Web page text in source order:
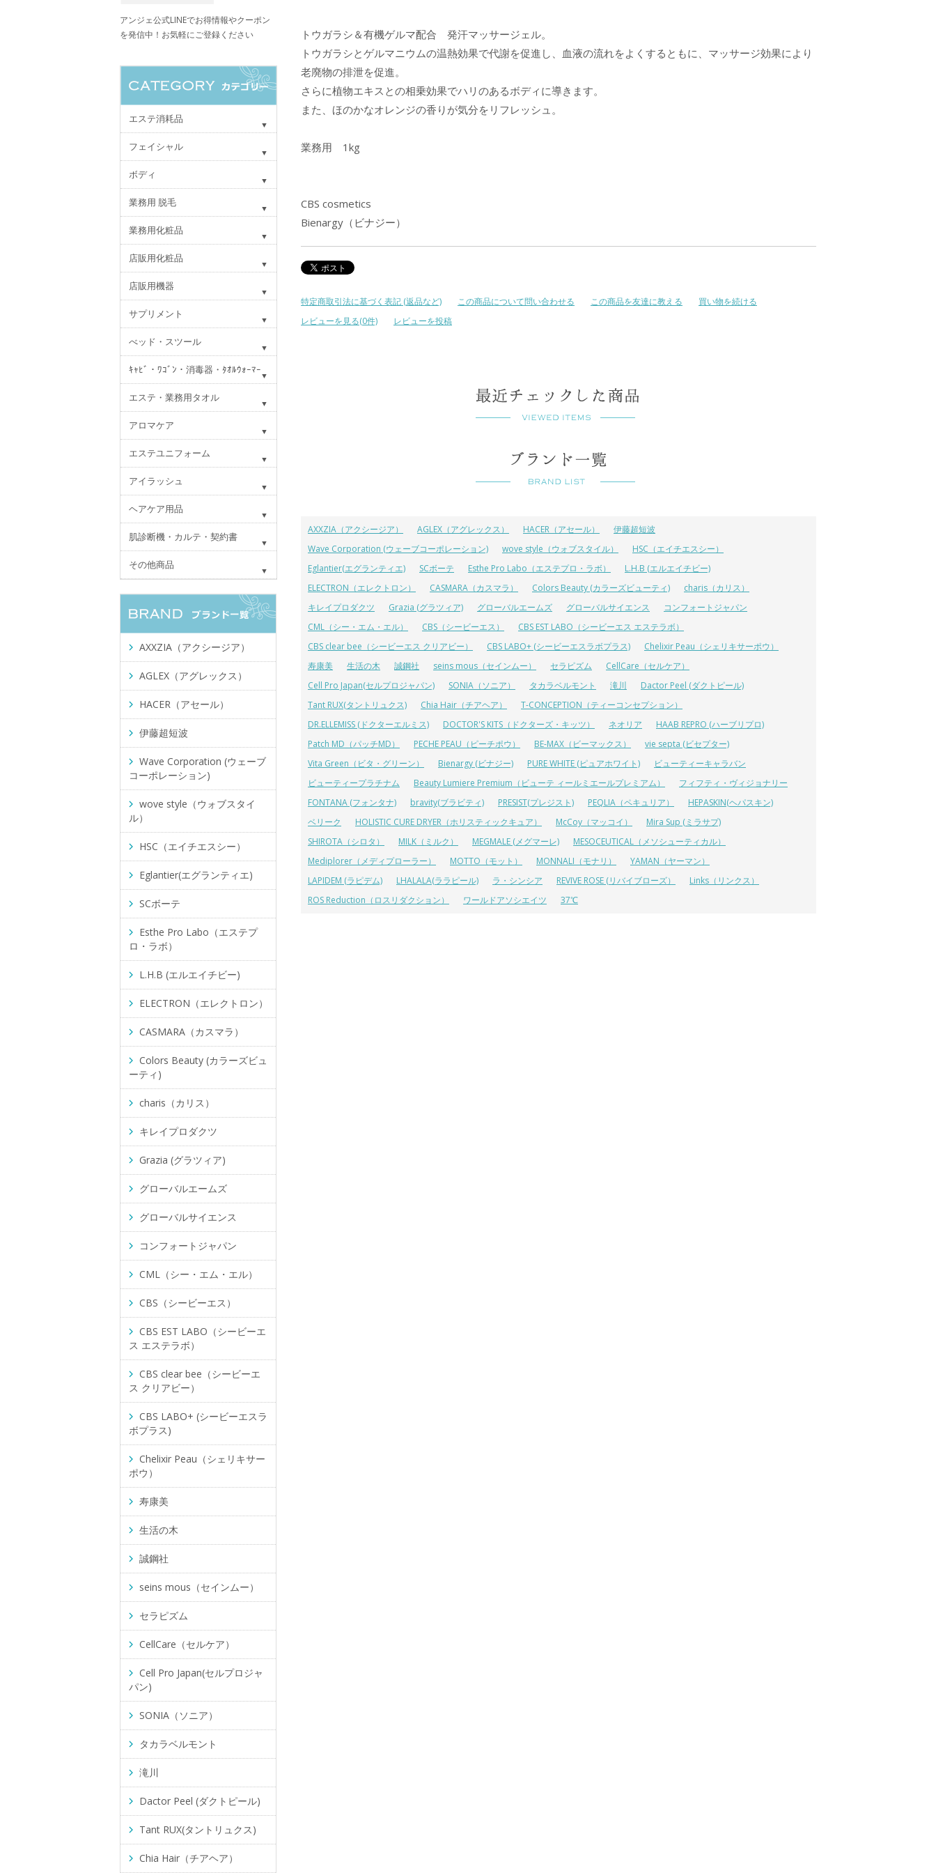
トウガラシ＆有機ゲルマ配合 発汗マッサージェル。
トウガラシとゲルマニウムの温熱効果で代謝を促進し、血液の流れをよくするともに、マッサージ効果により
老廃物の排泄を促進。
さらに植物エキスとの相乗効果でハリのあるボディに導きます。
また、ほのかなオレンジの香りが気分をリフレッシュ。
業務用 1kg
CBS cosmetics
Bienargy（ビナジー）
特定商取引法に基づく表記 (返品など) この商品について問い合わせる この商品を友達に教える
買い物を続ける
レビューを見る(0件)
レビューを投稿
AXXZIA（アクシージア） AGLEX（アグレックス） HACER（アセール）
伊藤超短波
Wave Corporation (ウェーブコーポレーション)
wove style（ウォブスタイル）
HSC（エイチエスシー）
Eglantier(エグランティエ)
SCボーテ Esthe Pro Labo（エステプロ・ラボ）
L.H.B (エルエイチビー)
ELECTRON（エレクトロン）
CASMARA（カスマラ） Colors Beauty (カラーズビューティ)
charis（カリス）
キレイプロダクツ
Grazia (グラツィア) グローバルエームズ グローバルサイエンス
コンフォートジャパン
CML（シー・エム・エル）
CBS（シービーエス）
CBS EST LABO（シービーエス エステラボ）
CBS clear bee（シービーエス クリアビー）
CBS LABO+ (シービーエスラボプラス)
Chelixir Peau（シェリキサーポウ）
寿康美
生活の木 誠鋼社 seins mous（セインムー） セラピズム
CellCare（セルケア）
Cell Pro Japan(セルプロジャパン)
SONIA（ソニア） タカラベルモント 滝川
Dactor Peel (ダクトピール)
Tant RUX(タントリュクス)
Chia Hair（チアヘア）
T-CONCEPTION（ティーコンセプション）
DR.ELLEMISS (ドクターエルミス)
DOCTOR'S KITS（ドクターズ・キッツ） ネオリア
HAAB REPRO (ハーブリプロ)
Patch MD（パッチMD）
PECHE PEAU（ピーチポウ） BE-MAX（ビーマックス）
vie septa (ビセプター)
Vita Green（ビタ・グリーン）
Bienargy (ビナジー) PURE WHITE (ピュアホワイト)
ビューティーキャラバン
ビューティープラチナム
Beauty Lumiere Premium（ビューテ ィールミエールプレミアム）
フィフティ・ヴィジョナリー
FONTANA (フォンタナ)
bravity(ブラビティ) PRESIST(プレジスト) PEQLIA（ペキュリア）
HEPASKIN(ヘパスキン)
ベリーク
HOLISTIC CURE DRYER（ホリスティックキュア） McCoy（マッコイ）
Mira Sup (ミラサプ)
SHIROTA（シロタ）
MILK（ミルク） MEGMALE (メグマーレ)
MESOCEUTICAL（メソシューティカル）
Mediplorer（メディプローラー）
MOTTO（モット） MONNALI（モナリ）
YAMAN（ヤーマン）
LAPIDEM (ラピデム)
LHALALA(ララピール) ラ・シンシア REVIVE ROSE (リバイブローズ）
Links（リンクス）
ROS Reduction（ロスリダクション）
ワールドアソシエイツ 37℃
アンジェ公式LINEでお得情報やクーポン
を発信中！お気軽にご登録ください
エステ消耗品
フェイシャル
ボディ
業務用 脱毛
業務用化粧品
店販用化粧品
店販用機器
サプリメント
べッド・スツール
ｷｬﾋﾞ・ﾜｺﾞﾝ・消毒器・ﾀｵﾙｳｫｰﾏｰ
エステ・業務用タオル
アロマケア
エステユニフォーム
アイラッシュ
ヘアケア用品
肌診断機・カルテ・契約書
その他商品
AXXZIA（アクシージア）
AGLEX（アグレックス）
HACER（アセール）
伊藤超短波
Wave Corporation (ウェーブ
コーポレーション)
wove style（ウォブスタイ
ル）
HSC（エイチエスシー）
Eglantier(エグランティエ)
SCボーテ
Esthe Pro Labo（エステプ
ロ・ラボ）
L.H.B (エルエイチビー)
ELECTRON（エレクトロン）
CASMARA（カスマラ）
Colors Beauty (カラーズビュ
ーティ)
charis（カリス）
キレイプロダクツ
Grazia (グラツィア)
グローバルエームズ
グローバルサイエンス
コンフォートジャパン
CML（シー・エム・エル）
CBS（シービーエス）
CBS EST LABO（シービーエ
ス エステラボ）
CBS clear bee（シービーエ
ス クリアビー）
CBS LABO+ (シービーエスラ
ボプラス)
Chelixir Peau（シェリキサー
ポウ）
寿康美
生活の木
誠鋼社
seins mous（セインムー）
セラピズム
CellCare（セルケア）
Cell Pro Japan(セルプロジャ
パン)
SONIA（ソニア）
タカラベルモント
滝川
Dactor Peel (ダクトピール)
Tant RUX(タントリュクス)
Chia Hair（チアヘア）